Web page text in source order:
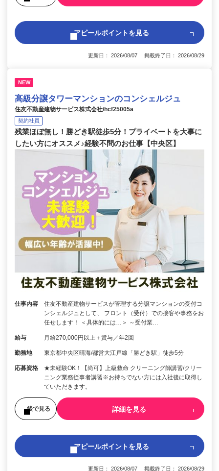
アピールポイントを見る
更新日： 2026/08/07 掲載終了日： 2026/08/29
NEW
高級分譲タワーマンションのコンシェルジュ
住友不動産建物サービス株式会社/hcf25005a
契約社員
残業ほぼ無し！勝どき駅徒歩5分！プライベートを大事に
したい方にオススメ♪経験不問のお仕事【中央区】
仕事内容
住友不動産建物サービスが管理する分譲マンションの受付コ
ンシェルジュとして、 フロント（受付）での接客や事務をお
任せします！ ＜具体的には…＞ ～受付業…
給与 月給270,000円以上＋賞与／年2回
勤務地 東京都中央区晴海/都営大江戸線「勝どき駅」徒歩5分
応募資格
★未経験OK！【尚可】上級救命 クリーニング師講習/クリー
ニング業務従事者講習※お持ちでない方には入社後に取得し
ていただきます。
後で見る 詳細を見る
アピールポイントを見る
更新日： 2026/08/07 掲載終了日： 2026/08/29